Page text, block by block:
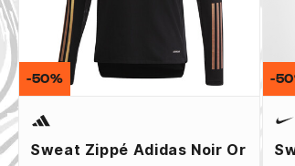
Sweat Zippé Adidas Noir Or
-50% -